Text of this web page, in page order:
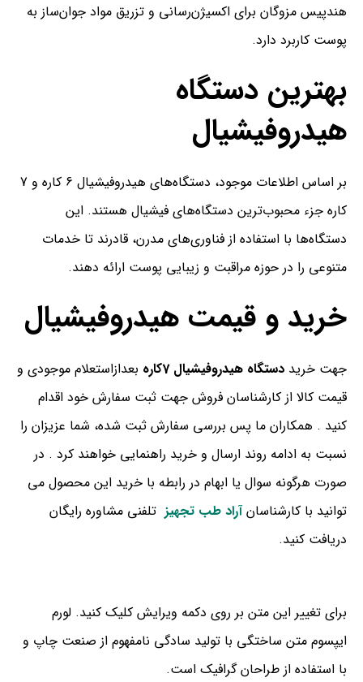
هندپیس مزوگان برای اکسیژن‌رسانی و تزریق مواد جوان‌ساز به
پوست کاربرد دارد.
بهترین دستگاه
هیدروفیشیال
بر اساس اطلاعات موجود، دستگاه‌های هیدروفیشیال 6 کاره و 7
کاره جزء محبوب‌ترین دستگاه‌های فیشیال هستند. این
دستگاه‌ها با استفاده از فناوری‌های مدرن، قادرند تا خدمات
متنوعی را در حوزه مراقبت و زیبایی پوست ارائه دهند.
خرید و قیمت هیدروفیشیال
جهت خرید دستگاه هیدروفیشیال 7کاره
بعدازاستعلام موجودی و
قیمت کالا از کارشناسان فروش جهت ثبت سفارش خود اقدام
کنید . همکاران ما پس بررسی سفارش ثبت شده، شما عزیزان را
نسبت به ادامه روند ارسال و خرید راهنمایی خواهند کرد . در
صورت هرگونه سوال یا ابهام در رابطه با خرید این محصول می
توانید با کارشناسانآراد طب تجهیز تلفنی مشاوره رایگان
دریافت کنید.
برای تغییر این متن بر روی دکمه ویرایش کلیک کنید. لورم
ایپسوم متن ساختگی با تولید سادگی نامفهوم از صنعت چاپ و
با استفاده از طراحان گرافیک است.